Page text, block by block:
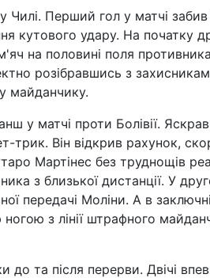
Чилі. Перший гол у матчі
кутового удару. На початку
на половині поля
розібравшись з
майданчику.
у матчі проти Болівії.
трик. Він відкрив рахунок,
Мартінес без труднощів
з близької дистанції. У
передачі Моліни. А в
з лінії штрафного
та після перерви. Двічі